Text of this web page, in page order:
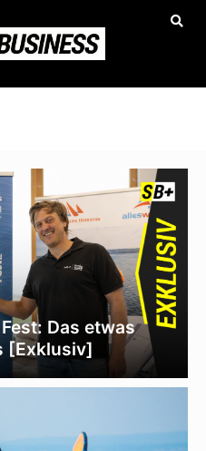
Das etwas
[Exklusiv]